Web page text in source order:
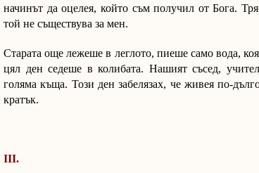
начинът да оцелея, който съм получил от Бога.
той не съществува за мен.
Старата още лежеше в леглото, пиеше само вода,
цял ден седеше в колибата. Нашият съсед,
голяма къща. Този ден забелязах, че живея по-
кратък.
ІІІ.